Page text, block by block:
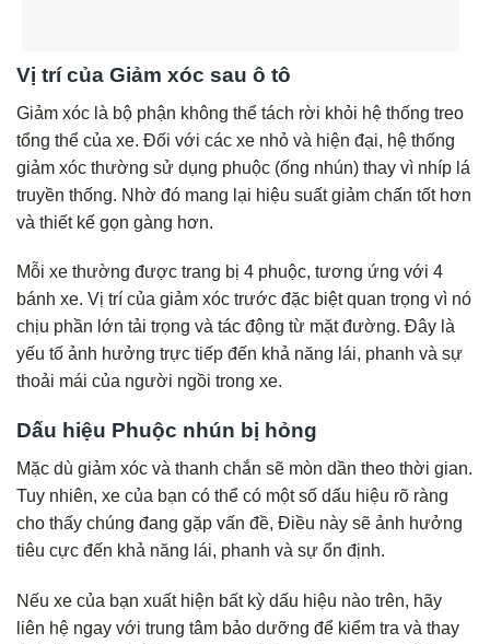
Vị trí của Giảm xóc sau ô tô
Giảm xóc là bộ phận không thể tách rời khỏi hệ thống treo
tổng thể của xe. Đối với các xe nhỏ và hiện đại, hệ thống
giảm xóc thường sử dụng phuộc (ống nhún) thay vì nhíp lá
truyền thống. Nhờ đó mang lại hiệu suất giảm chấn tốt hơn
và thiết kế gọn gàng hơn.
Mỗi xe thường được trang bị 4 phuộc, tương ứng với 4
bánh xe. Vị trí của giảm xóc trước đặc biệt quan trọng vì nó
chịu phần lớn tải trọng và tác động từ mặt đường. Đây là
yếu tố ảnh hưởng trực tiếp đến khả năng lái, phanh và sự
thoải mái của người ngồi trong xe.
Dấu hiệu Phuộc nhún bị hỏng
Mặc dù giảm xóc và thanh chắn sẽ mòn dần theo thời gian.
Tuy nhiên, xe của bạn có thể có một số dấu hiệu rõ ràng
cho thấy chúng đang gặp vấn đề, Điều này sẽ ảnh hưởng
tiêu cực đến khả năng lái, phanh và sự ổn định.
Nếu xe của bạn xuất hiện bất kỳ dấu hiệu nào trên, hãy
liên hệ ngay với trung tâm bảo dưỡng để kiểm tra và thay